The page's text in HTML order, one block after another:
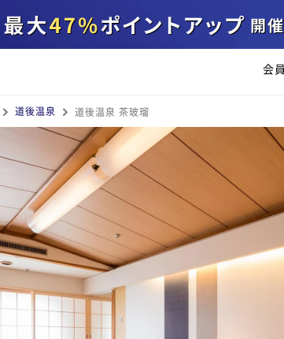
会
道後温泉 道後温泉 茶玻瑠